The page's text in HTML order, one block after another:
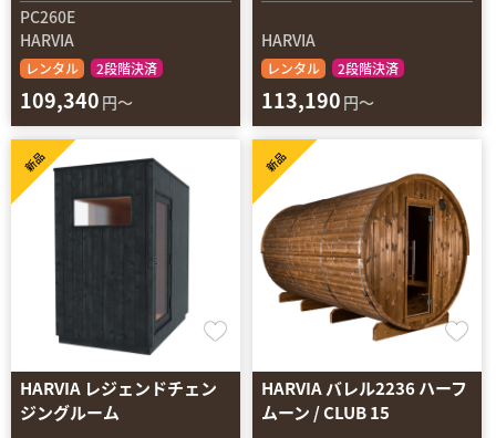
PC260E
HARVIA
レンタル 2段階決済
109,340 円～
HARVIA
レンタル 2段階決済
113,190 円～
HARVIA レジェンドチェン
ジングルーム
新品
HARVIA バレル2236 ハーフ
ムーン / CLUB 15
新品